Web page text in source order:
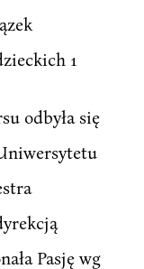
1
odbyła się
Pasję wg